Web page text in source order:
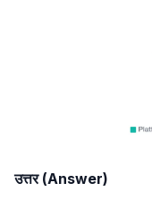
उत्तर (Answer)